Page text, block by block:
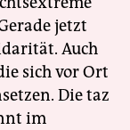
jetzt
Auch
sich vor Ort
Die taz
im